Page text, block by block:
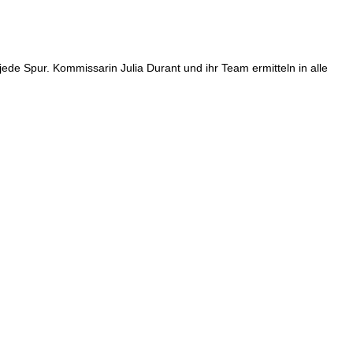
Spur. Kommissarin Julia Durant und ihr Team ermitteln in alle